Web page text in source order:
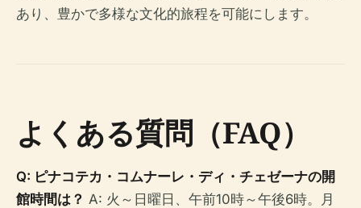
あり、豊かで多様な文化的旅程を可能にします。
よくある質問（FAQ）
Q: ピナコテカ・コムナーレ・ディ・チェゼーナの開
館時間は？ A: 火～日曜日、午前10時～午後6時。月